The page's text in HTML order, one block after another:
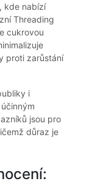
kde nabízí
Threading
cukrovou
proti zarůstání
i
jsou pro
důraz je